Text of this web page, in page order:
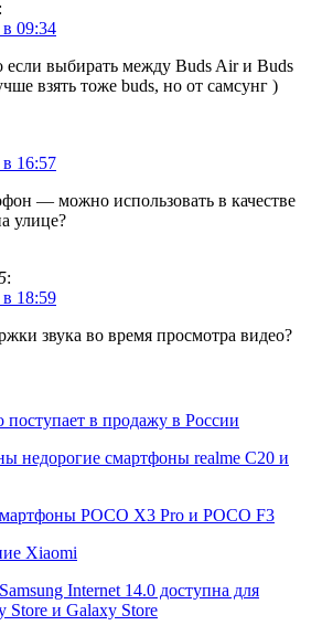
в 09:34
выбирать между Buds Air и Buds
взять тоже buds, но от самсунг )
в 16:57
— можно использовать в качестве
улице?
:
в 18:59
звука во время просмотра видео?
в продажу в России
недорогие смартфоны realme C20 и
POCO X3 Pro и POCO F3
Xiaomi
Internet 14.0 доступна для
Store и Galaxy Store